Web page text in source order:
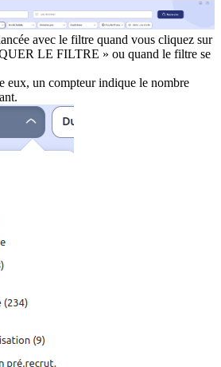
avec le filtre quand vous cliquez sur
LE FILTRE » ou quand le filtre se
eux, un compteur indique le nombre